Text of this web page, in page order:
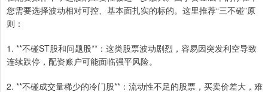
您需要选择波动相对可控、基本面扎实的标的。这里推荐“三不碰”原
则：
1. **不碰ST股和问题股**：这类股票波动剧烈，容易因突发利空导致
连续跌停，配资账户可能面临强平风险。
2. **不碰成交量稀少的冷门股**：流动性不足的股票，买卖价差大，难